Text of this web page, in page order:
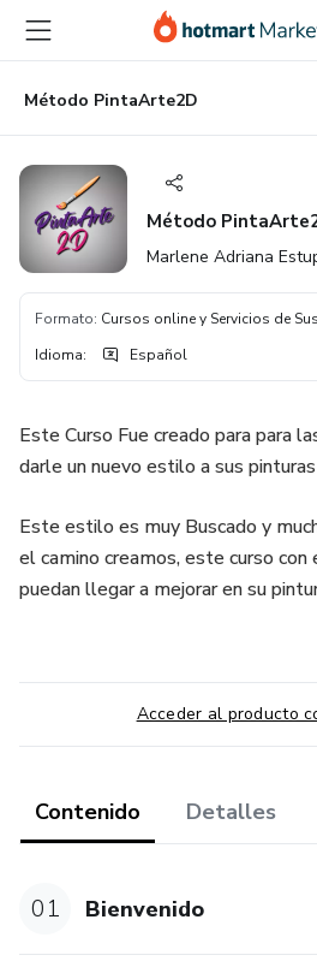
principal
página
de
página
Método PintaArte2D
Método
Marlene Adriana
Formato: Cursos online y Servicios de
Idioma: Español
Este Curso Fue creado para para
darle un nuevo estilo a sus pinturas
Este estilo es muy Buscado y
el camino creamos, este curso con
puedan llegar a mejorar en su
Acceder al producto
Contenido Detalles
01 Bienvenido